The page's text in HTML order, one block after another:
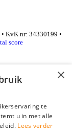
KvK nr: 34330199 •
score
×
te
u in met alle
Lees verder